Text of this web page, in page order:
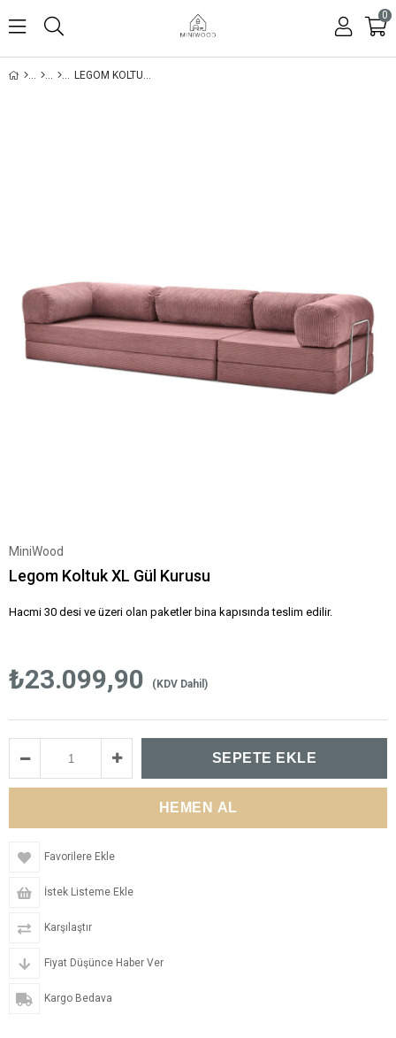
0
LEGOM KOLTUK XL GÜL KURUSU
MiniWood
Legom Koltuk XL Gül Kurusu
Hacmi 30 desi ve üzeri olan paketler bina kapısında teslim edilir.
₺23.099,90 (KDV Dahil)
Favorilere Ekle
İstek Listeme Ekle
Karşılaştır
Fiyat Düşünce Haber Ver
Kargo Bedava